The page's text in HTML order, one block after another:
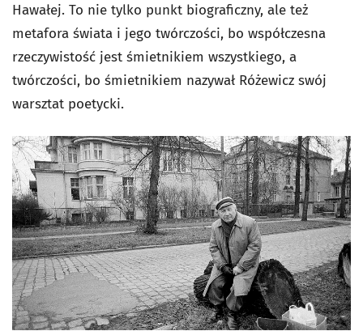
Hawałej. To nie tylko punkt biograficzny, ale też
metafora świata i jego twórczości, bo współczesna
rzeczywistość jest śmietnikiem wszystkiego, a
twórczości, bo śmietnikiem nazywał Różewicz swój
warsztat poetycki.